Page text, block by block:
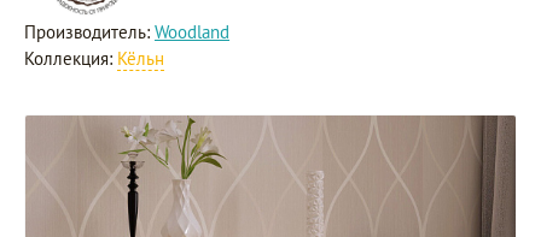
Производитель: Woodland
Коллекция: Кёльн